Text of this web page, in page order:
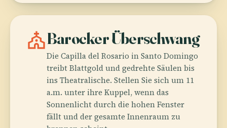
churchBarocker Überschwang
Die Capilla del Rosario in Santo Domingo
treibt Blattgold und gedrehte Säulen bis
ins Theatralische. Stellen Sie sich um 11
a.m. unter ihre Kuppel, wenn das
Sonnenlicht durch die hohen Fenster
fällt und der gesamte Innenraum zu